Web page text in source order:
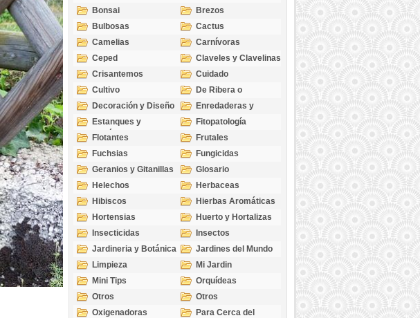
Rododendros
Bonsai
Brezos
Bulbosas
Cactus
Camelias
Carnívoras
Ceped
Claveles y Clavelinas
Crisantemos
Cuidado
Cultivo
De Ribera o
Palustres
Decoración y Diseño
Enredaderas y
cubresuelos
Estanques y
Acuáticas
Fitopatología
Flotantes
Frutales
Fuchsias
Fungicidas
Geranios y Gitanillas
Glosario
Helechos
Herbaceas
Hibiscos
Hierbas Aromáticas
Hortensias
Huerto y Hortalizas
Insecticidas
Insectos
Jardineria y Botánica
Jardines del Mundo
Limpieza
Mi Jardin
Mini Tips
Orquídeas
Otros
Otros
Oxigenadoras
Para Cerca del